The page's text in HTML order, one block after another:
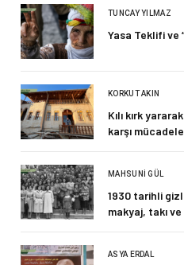
TUNCAY YILMAZ
Yasa Teklifi ve
KORKUT AKIN
Kılı kırk
karşı
MAHSUNI GÜL
1930 tarihli
makyaj, takı
ASYA ERDAL